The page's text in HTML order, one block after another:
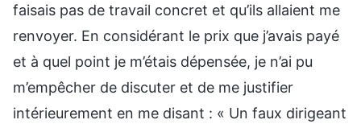
faisais pas de travail concret et qu’ils allaient me
renvoyer. En considérant le prix que j’avais payé
et à quel point je m’étais dépensée, je n’ai pu
m’empêcher de discuter et de me justifier
intérieurement en me disant : « Un faux dirigeant